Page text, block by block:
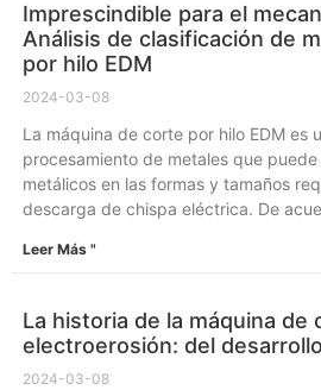
Imprescindible para el
Análisis de clasificación de
por hilo EDM
2024-03-08
La máquina de corte por hilo EDM es
procesamiento de metales que
metálicos en las formas y tamaños
descarga de chispa eléctrica. De
Leer Más "
La historia de la máquina
electroerosión: del
2024-03-08